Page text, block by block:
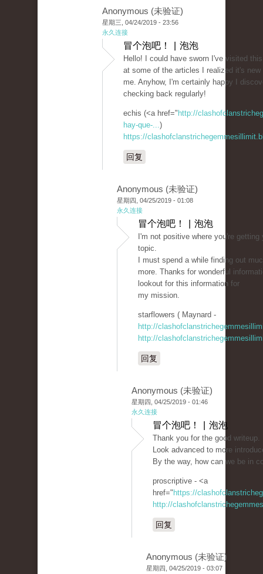
Anonymous (未验证)
星期三, 04/24/2019 - 23:56
永久连接
冒个泡吧！ | 泡泡
Hello! I could have sworn I've visited
at some of the articles I realized it's new
me. Anyhow, I'm certainly happy I
checking back regularly!
echis (<a href=" http://
hay-que-...)
https://
回复
Anonymous (未验证)
星期四, 04/25/2019 - 01:08
永久连接
冒个泡吧！ | 泡泡
I'm not positive where you're
topic.
I must spend a while finding out
more. Thanks for wonderful
lookout for this information for
my mission.
starflowers ( Maynard -
http://
http://
回复
Anonymous (未验证)
星期四, 04/25/2019 - 01:46
永久连接
冒个泡吧！ | 泡泡
Thank you for the good
Look advanced to more
By the way, how can we be in
proscriptive - <a
href=" https://
http://
回复
Anonymous (未验证)
星期四, 04/25/2019 - 03:07